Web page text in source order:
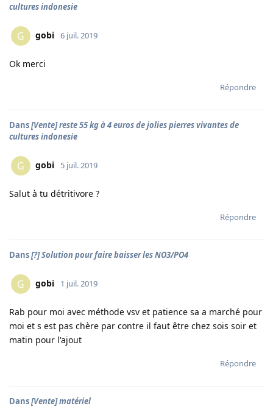
cultures indonesie
G gobi 6 juil. 2019
Ok merci
Répondre
Dans[Vente] reste 55 kg à 4 euros de jolies pierres vivantes de
cultures indonesie
G gobi 5 juil. 2019
Salut à tu détritivore ?
Répondre
Dans[?] Solution pour faire baisser les NO3/PO4
G gobi 1 juil. 2019
Rab pour moi avec méthode vsv et patience sa a marché pour
moi et s est pas chère par contre il faut être chez sois soir et
matin pour l'ajout
Répondre
Dans[Vente] matériel